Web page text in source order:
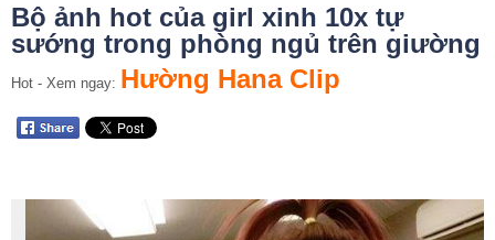
Bộ ảnh hot của girl xinh 10x tự
sướng trong phòng ngủ trên giường
Hot - Xem ngay: Hường Hana Clip